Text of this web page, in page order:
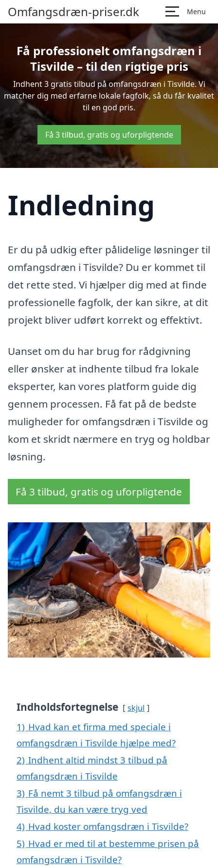
Omfangsdræn-priser.dk Menu
Få professionelt omfangsdræn i
Tisvilde – til den rigtige pris
Indhent 3 gratis tilbud på omfangsdræn i Tisvilde. Vi
matcher dig med erfarne lokale fagfolk, så du får kvalitet
til en god pris.
Få 3 tilbud, gratis og uforpligtende
Indledning
Er du på udkig efter pålidelige løsninger til
omfangsdræn i Tisvilde? Du er kommet til
det rette sted. Vi hjælper dig med at finde
professionelle fagfolk, der kan sikre, at dit
projekt bliver udført korrekt og effektivt.
Uanset om du har brug for rådgivning
eller ønsker at indhente tilbud fra lokale
eksperter, kan vores platform guide dig
gennem processen. Få fat på de bedste
muligheder for omfangsdræn i Tisvilde og
kom et skridt nærmere en tryg og holdbar
løsning.
Få 3 tilbud, gratis og uforpligtende
Indholdsfortegnelse skjul
1) Hvad kan et firma med speciale i
omfangsdræn i Tisvilde hjælpe med?
2) Indhent altid mindst 3 tilbud på
omfangsdræn i Tisvilde
3) Få nemt 3 tilbud på omfangsdræn i
Tisvilde, du kan være tryg ved
4) Hvad koster omfangsdræn i Tisvilde?
5) Hvad er med til at bestemme prisen på
omfangsdræn i Tisvilde?